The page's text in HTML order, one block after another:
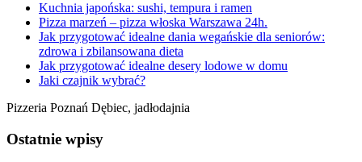
Kuchnia japońska: sushi, tempura i ramen
Pizza marzeń – pizza włoska Warszawa 24h.
Jak przygotować idealne dania wegańskie dla seniorów:
zdrowa i zbilansowana dieta
Jak przygotować idealne desery lodowe w domu
Jaki czajnik wybrać?
Pizzeria Poznań Dębiec, jadłodajnia
Ostatnie wpisy